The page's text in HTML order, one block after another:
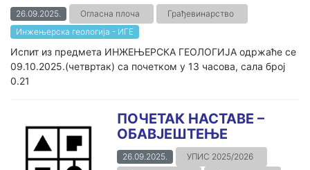
26.09.2025. Огласна плоча
Грађевинарство
Инжењерска геологија - ИГЕ
Испит из предмета ИНЖЕЊЕРСКА ГЕОЛОГИЈА одржаће се
09.10.2025.(четвртак) са почетком у 13 часова, сала број
0.21
ПОЧЕТАК НАСТАВЕ –
ОБАВЈЕШТЕЊЕ
26.09.2025.
УПИС 2025/2026